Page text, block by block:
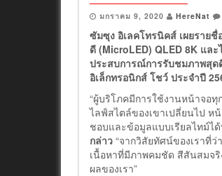
มกราคม 9, 2020 HereNat
ซัมซุง อิเลคโทรนิคส์ เผยราย
ดี (MicroLED) QLED 8K แล
ประสบการณ์การรับชมภาพสุด
อิเล็กทรอนิกส์ โชว์ ประจำปี
“ผู้บริโภคมีการใช้งานหน้าจอ
ไลฟ์สไตล์ของเขาเปลี่ยนไป ห
ชอบและข้อมูลแบบเรียลไทม์ได้
กล่าว “จากวิสัยทัศน์ของเราที่ว่
เนื้อหาที่มีภาพคมชัด สีสันสมจริ
ผลของเรา”